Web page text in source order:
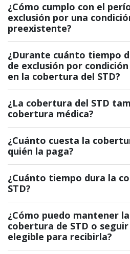
¿Cómo cumplo con el
exclusión por una
preexistente?
¿Durante cuánto tiempo
de exclusión por
en la cobertura del STD?
¿La cobertura del STD
cobertura médica?
¿Cuánto cuesta la
quién la paga?
¿Cuánto tiempo dura la
STD?
¿Cómo puedo mantener
cobertura de STD o
elegible para recibirla?